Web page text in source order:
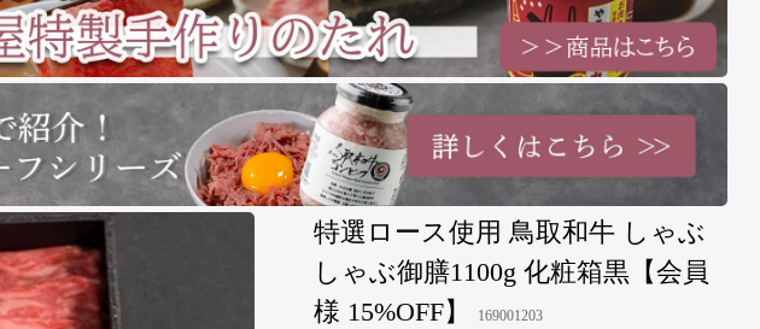
特選ロース使用 鳥取和牛 しゃぶ
しゃぶ御膳1100g 化粧箱黒【会員
様 15%OFF】
169001203